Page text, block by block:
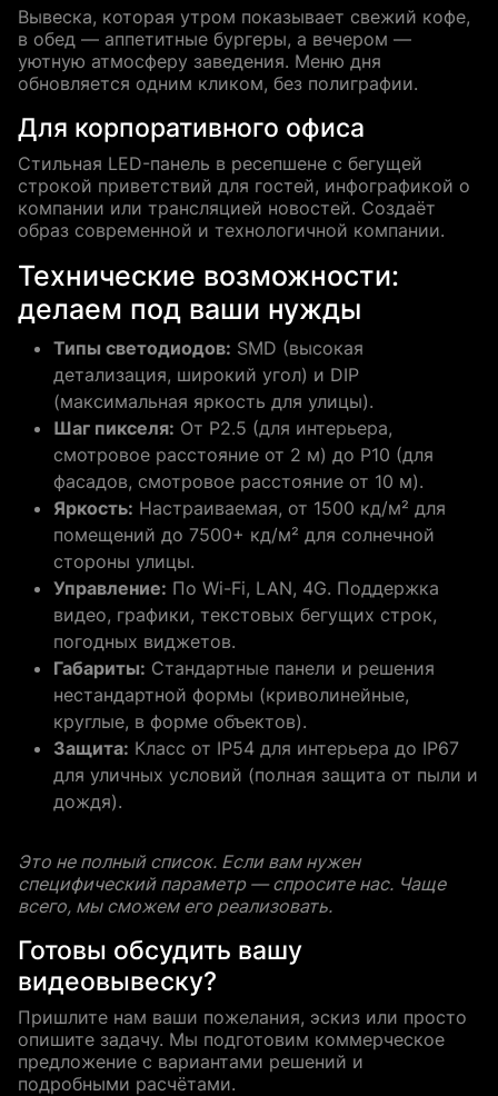
Вывеска, которая утром показывает свежий кофе,
в обед — аппетитные бургеры, а вечером —
уютную атмосферу заведения. Меню дня
обновляется одним кликом, без полиграфии.
Для корпоративного офиса
Стильная LED-панель в ресепшене с бегущей
строкой приветствий для гостей, инфографикой о
компании или трансляцией новостей. Создаёт
образ современной и технологичной компании.
Технические возможности:
делаем под ваши нужды
Типы светодиодов: SMD (высокая
детализация, широкий угол) и DIP
(максимальная яркость для улицы).
Шаг пикселя: От P2.5 (для интерьера,
смотровое расстояние от 2 м) до P10 (для
фасадов, смотровое расстояние от 10 м).
Яркость: Настраиваемая, от 1500 кд/м² для
помещений до 7500+ кд/м² для солнечной
стороны улицы.
Управление: По Wi-Fi, LAN, 4G. Поддержка
видео, графики, текстовых бегущих строк,
погодных виджетов.
Габариты: Стандартные панели и решения
нестандартной формы (криволинейные,
круглые, в форме объектов).
Защита: Класс от IP54 для интерьера до IP67
для уличных условий (полная защита от пыли и
дождя).
Это не полный список. Если вам нужен
специфический параметр — спросите нас. Чаще
всего, мы сможем его реализовать.
Готовы обсудить вашу
видеовывеску?
Пришлите нам ваши пожелания, эскиз или просто
опишите задачу. Мы подготовим коммерческое
предложение с вариантами решений и
подробными расчётами.